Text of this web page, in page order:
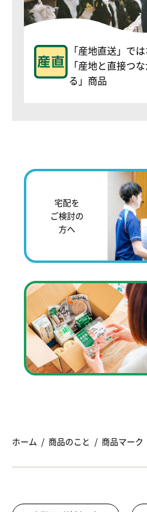
「産地直送」では
「産地と直接つ
る」商品
宅配を
ご検討の
方へ
ホーム 商品のこと 商品マーク